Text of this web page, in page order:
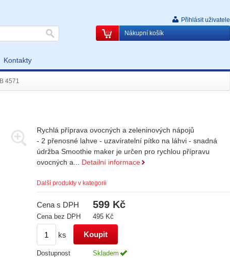
Kontakty
Přihlásit uživatele
Nákupní košík
4571
Rychlá příprava ovocných a zeleninových nápojů
- 2 přenosné lahve - uzavíratelní pítko na láhvi - snadná
údržba Smoothie maker je určen pro rychlou přípravu
ovocných a... Detailní informace
Další produkty v kategorii
Cena s DPH 599 Kč
Cena bez DPH 495 Kč
ks
Dostupnost
Skladem